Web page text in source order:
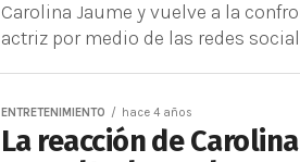
Carolina Jaume y vuelve a la
actriz por medio de las redes
ENTRETENIMIENTO hace 4 años
La reacción de